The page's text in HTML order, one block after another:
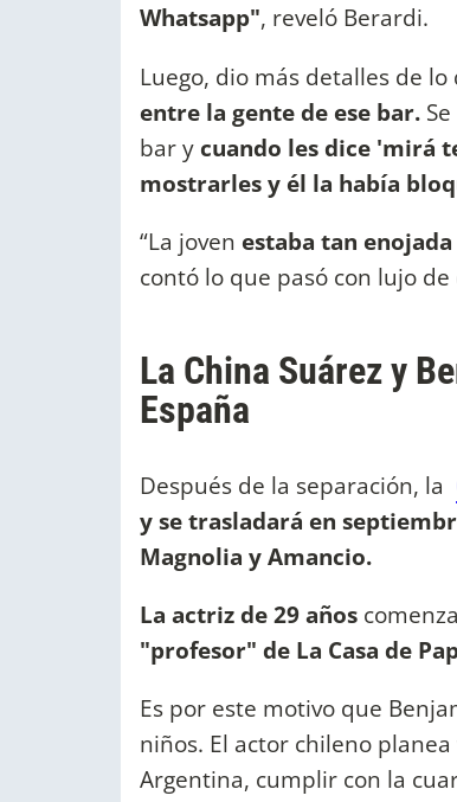
Whatsapp", reveló Berardi.
Luego, dio más detalles de
entre la gente de ese bar.
bar y cuando les dice 'mirá
mostrarles y él la había
“La joven estaba tan
contó lo que pasó con lujo
La China Suárez y
España
Después de la separación, la
yse trasladará en
Magnolia y Amancio.
La actriz de 29 años
"profesor" de La Casa de
Es por este motivo que
niños. El actor chileno
Argentina, cumplir con la